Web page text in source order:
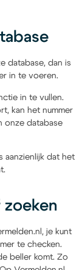
database, dan is
in te voeren.
in te vullen.
kan het nummer
onze database
aanzienlijk dat het
je kunt
te checken.
beller komt. Zo